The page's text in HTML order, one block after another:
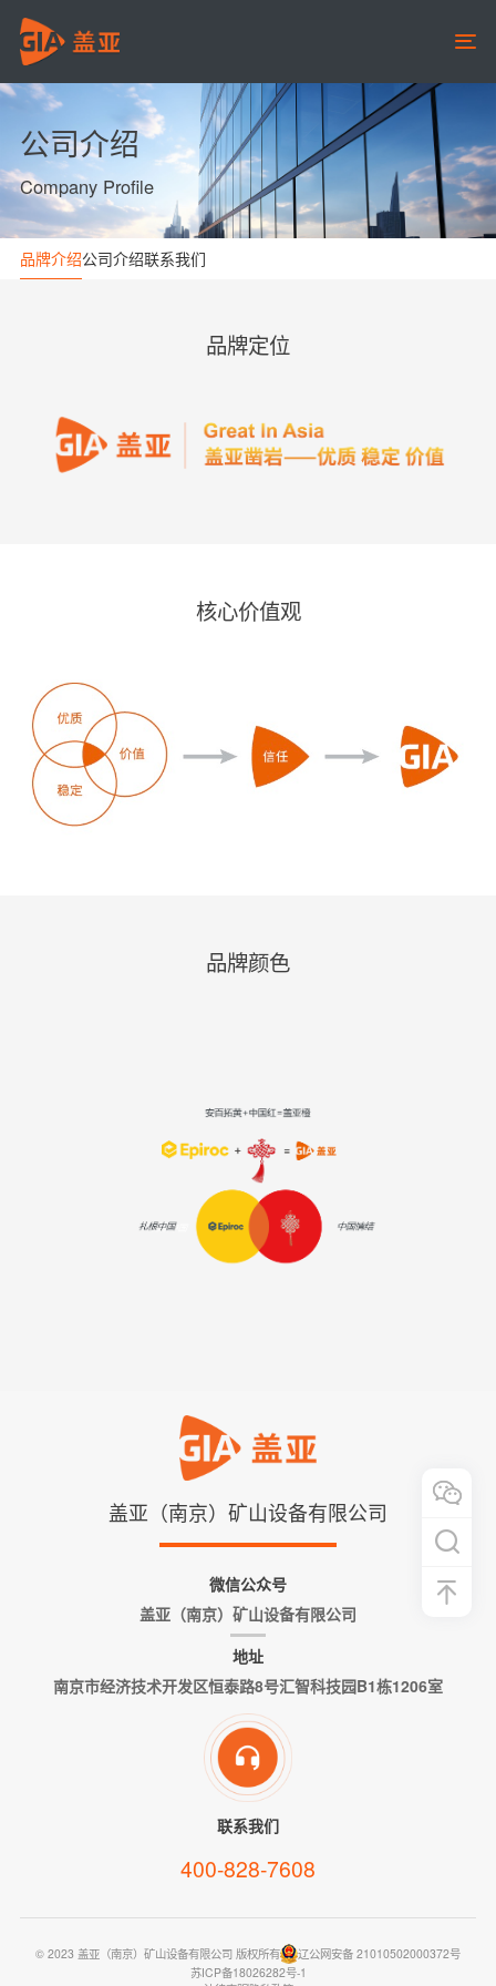
公司介绍
Company Profile
品牌介绍公司介绍联系我们
品牌定位
核心价值观
品牌颜色
盖亚（南京）矿山设备有限公司
微信公众号
盖亚（南京）矿山设备有限公司
地址
南京市经济技术开发区恒泰路8号汇智科技园B1栋1206室
联系我们
400-828-7608
© 2023 盖亚（南京）矿山设备有限公司 版权所有
辽公网安备 21010502000372号
苏ICP备18026282号-1